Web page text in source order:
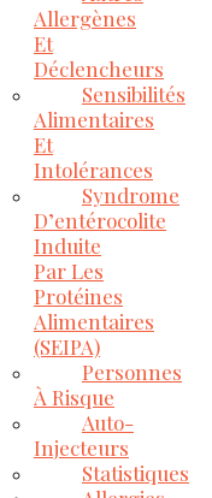
Allergènes
Et
Déclencheurs
Sensibilités
Alimentaires
Et
Intolérances
Syndrome
D’entérocolite
Induite
Par Les
Protéines
Alimentaires
(SEIPA)
Personnes
À Risque
Auto-
Injecteurs
Statistiques